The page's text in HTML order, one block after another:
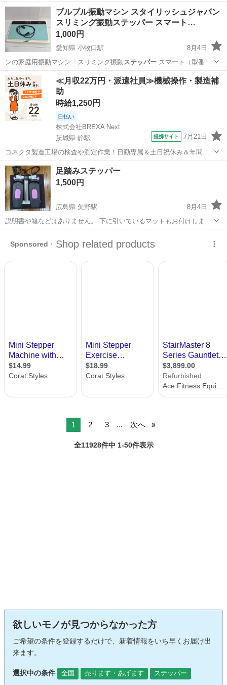
せずにしまってあったので綺麗です。 約17,000円で購入しました。
栃木 佐野市 佐野市駅 フィットネス、トレーニング
AEROLIFE
ブルブル振動マシン スタイリッシュジャパン
スリミング振動ステッパー スマート…
1,000円
愛知県 小牧口駅
8月4日
ンの家庭用振動マシン「スリミング振動ステッパースマート（型番：
SSMT-1152…
愛知 小牧市 小牧口駅 フィットネス、トレーニング
≪月収22万円・派遣社員≫機械操作・製造補
助
時給1,250円
日払い
株式会社BREXA Next
茨城県 静駅
提携サイト 7月21日
コネクタ製造工場の検査や測定作業！日勤専属＆土日祝休み＆年間休
日128日★クリーンルーム内作業★マイカー通勤OK＆無料駐車場あり
★就業先食堂利用可！日払い制度あり！《茨城県常陸大宮市》 人気の
工場のお仕事 ◇コネクタ製造工...
茨城 常陸大宮市 その他
足踏みステッパー
1,500円
広島県 矢野駅
8月4日
説明書や箱などはありません。 下に引いているマットもお付けしま
す。 自宅付近でのお取り引き希望です。
1 2 3 ... 次へ
全11928件中 1-50件表示
欲しいモノが見つからなかった方
ご希望の条件を登録するだけで、新着情報をいち早くお届け出
来ます。
選択中の条件 全国 売ります・あげます ステッパー